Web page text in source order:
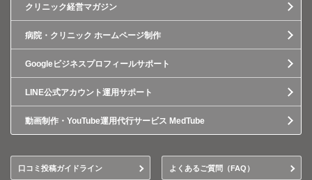
クリニック経営マガジン
病院・クリニック ホームページ制作
Googleビジネスプロフィールサポート
LINE公式アカウント運用サポート
動画制作・YouTube運用代行サービス MedTube
口コミ投稿ガイドライン よくあるご質問（FAQ）